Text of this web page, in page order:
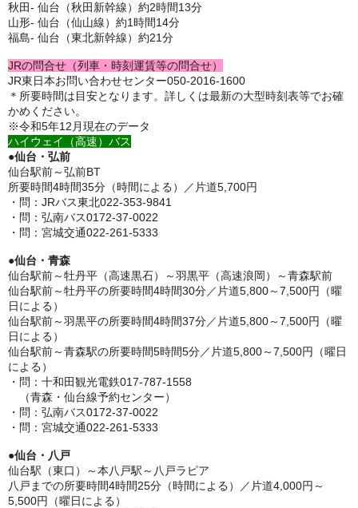
秋田- 仙台（秋田新幹線）約2時間13分
山形- 仙台（仙山線）約1時間14分
福島- 仙台（東北新幹線）約21分
JRの問合せ（列車・時刻運賃等の問合せ）
JR東日本お問い合わせセンター050-2016-1600
＊所要時間は目安となります。詳しくは最新の大型時刻表等でお確
かめください。
※令和5年12月現在のデータ
ハイウェイ（高速）バス
●仙台・弘前
仙台駅前～弘前BT
所要時間4時間35分（時間による）／片道5,700円
・問：JRバス東北022-353-9841
・問：弘南バス0172-37-0022
・問：宮城交通022-261-5333
●仙台・青森
仙台駅前～牡丹平（高速黒石）～羽黒平（高速浪岡）～青森駅前
仙台駅前～牡丹平の所要時間4時間30分／片道5,800～7,500円（曜
日による）
仙台駅前～羽黒平の所要時間4時間37分／片道5,800～7,500円（曜
日による）
仙台駅前～青森駅の所要時間5時間5分／片道5,800～7,500円（曜日
による）
・問：十和田観光電鉄017-787-1558
（青森・仙台線予約センター）
・問：弘南バス0172-37-0022
・問：宮城交通022-261-5333
●仙台・八戸
仙台駅（東口）～本八戸駅～八戸ラピア
八戸までの所要時間4時間25分（時間による）／片道4,000円～
5,500円（曜日による）